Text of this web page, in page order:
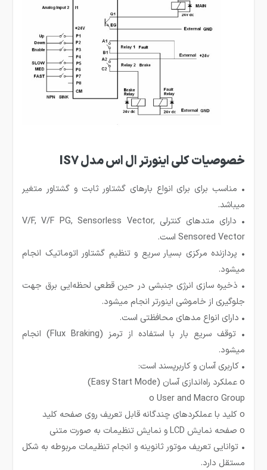
خصوصیات کلی اینورتر ال اس مدل IS7
• مناسب برای برای انواع بارهای گشتاور ثابت و گشتاور متغیر
میباشد.
• دارای متدهای کنترلی V/F, V/F PG, Sensorless Vector,
Sensored Vector است.
• پردازنده مرکزی بسیار سریع و تنظیم گشتاور اتوماتیک انجام
میشود.
• ذخیره سازی انرژی جنبشی در حین قطعی لحظه‌ایی برق جهت
جلوگیری از خاموشی اینورتر انجام میشود.
• دارای انواع مدهای محافظتی است.
• توقف سریع بار با استفاده از ترمز (Flux Braking) انجام
میشود.
• کاربری آسان و کاربرپسند است:
o عملکرد راه‌اندازی آسان (Easy Start Mode)
o User and Macro Group
o کلید با عملکردهای چندگانه قابل تعریف روی صفحه کلید
o صفحه نمایش LCD و نمایش تنظیمات به صورت متنی
• توانایی تعریف موتور ثانوینه و انجام تنظیمات مربوطه به شکل
مستقل دارد.